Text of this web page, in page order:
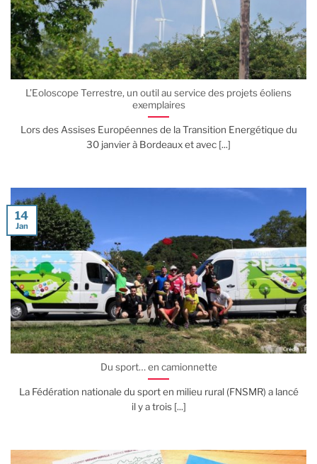
L’Eoloscope Terrestre, un outil au service des projets éoliens
exemplaires
Lors des Assises Européennes de la Transition Energétique du
30 janvier à Bordeaux et avec [...]
Du sport… en camionnette
La Fédération nationale du sport en milieu rural (FNSMR) a lancé
il y a trois [...]
14
Jan